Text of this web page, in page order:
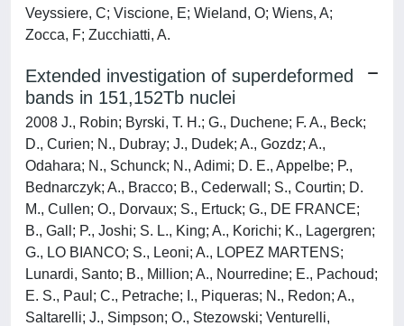
Veyssiere, C; Viscione, E; Wieland, O; Wiens, A;
Zocca, F; Zucchiatti, A.
Extended investigation of superdeformed
bands in 151,152Tb nuclei
2008 J., Robin; Byrski, T. H.; G., Duchene; F. A., Beck;
D., Curien; N., Dubray; J., Dudek; A., Gozdz; A.,
Odahara; N., Schunck; N., Adimi; D. E., Appelbe; P.,
Bednarczyk; A., Bracco; B., Cederwall; S., Courtin; D.
M., Cullen; O., Dorvaux; S., Ertuck; G., DE FRANCE;
B., Gall; P., Joshi; S. L., King; A., Korichi; K., Lagergren;
G., LO BIANCO; S., Leoni; A., LOPEZ MARTENS;
Lunardi, Santo; B., Million; A., Nourredine; E., Pachoud;
E. S., Paul; C., Petrache; I., Piqueras; N., Redon; A.,
Saltarelli; J., Simpson; O., Stezowski; Venturelli,